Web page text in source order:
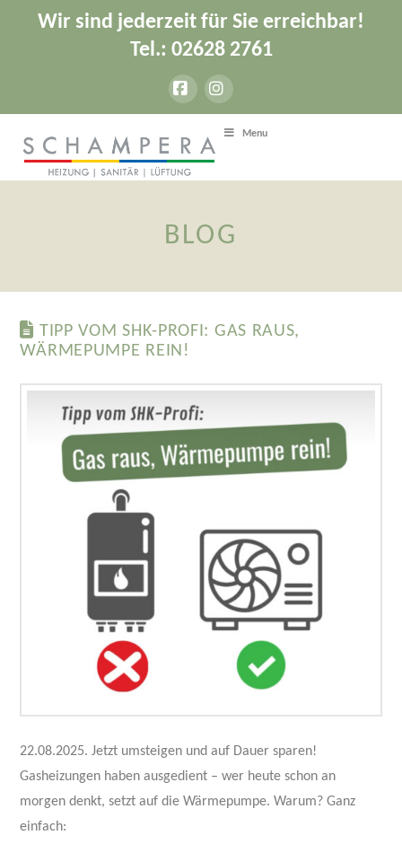
Wir sind jederzeit für Sie erreichbar!
Tel.: 02628 2761
FacebookInstagram
Menu
BLOG
TIPP VOM SHK-PROFI: GAS RAUS,
WÄRMEPUMPE REIN!
22.08.2025. Jetzt umsteigen und auf Dauer sparen!
Gasheizungen haben ausgedient – wer heute schon an
morgen denkt, setzt auf die Wärmepumpe. Warum? Ganz
einfach: